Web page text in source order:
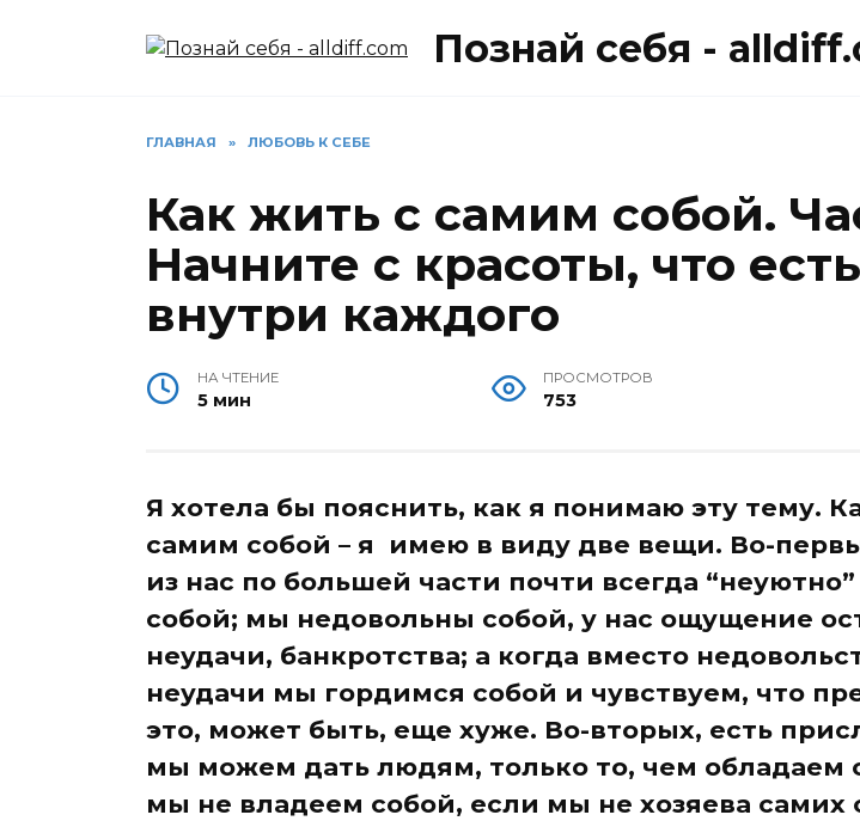
Познай себя -
ГЛАВНАЯ » ЛЮБОВЬ К СЕБЕ
Как жить с самим собой.
Начните с красоты, что есть
внутри каждого
НА ЧТЕНИЕ
5 мин
ПРОСМОТРОВ
753
Я хотела бы пояснить, как я понимаю эту тему.
самим собой – я имею в виду две вещи. Во-
из нас по большей части почти всегда
собой; мы недовольны собой, у нас ощущение
неудачи, банкротства; а когда вместо
неудачи мы гордимся собой и чувствуем, что
это, может быть, еще хуже. Во-вторых, есть
мы можем дать людям, только то, чем обладаем
мы не владеем собой, если мы не хозяева самих